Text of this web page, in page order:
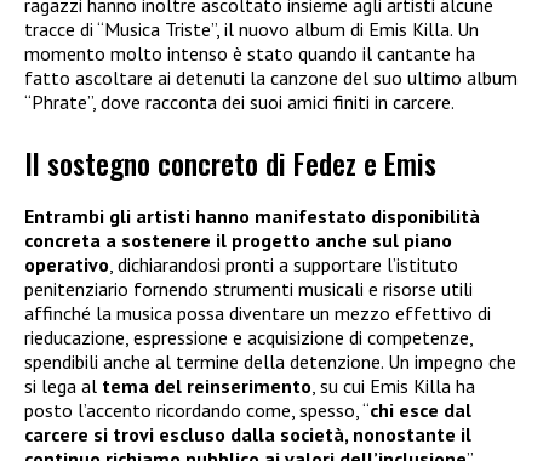
tracce di “Musica Triste”, il nuovo album di Emis Killa. Un
momento molto intenso è stato quando il cantante ha
fatto ascoltare ai detenuti la canzone del suo ultimo album
“Phrate”, dove racconta dei suoi amici finiti in carcere.
Il sostegno concreto di Fedez e Emis
Entrambi gli artisti hanno manifestato disponibilità
concreta a sostenere il progetto anche sul piano
operativo, dichiarandosi pronti a supportare l’istituto
penitenziario fornendo strumenti musicali e risorse utili
affinché la musica possa diventare un mezzo effettivo di
rieducazione, espressione e acquisizione di competenze,
spendibili anche al termine della detenzione. Un impegno che
si lega al tema del reinserimento, su cui Emis Killa ha
posto l’accento ricordando come, spesso, “chi esce dal
carcere si trovi escluso dalla società, nonostante il